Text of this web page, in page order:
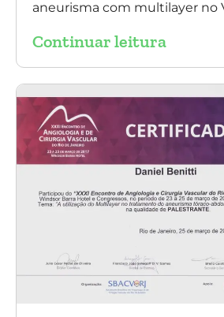
aneurisma com multilayer no
Continuar leitura